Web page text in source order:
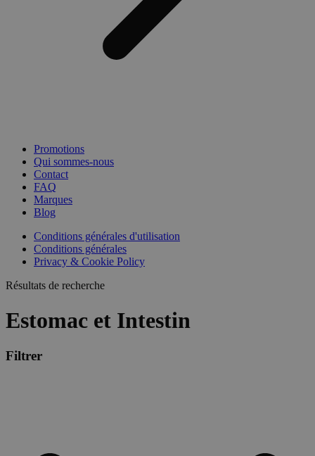
Promotions
Qui sommes-nous
Contact
FAQ
Marques
Blog
Conditions générales d'utilisation
Conditions générales
Privacy & Cookie Policy
Résultats de recherche
Estomac et Intestin
Filtrer